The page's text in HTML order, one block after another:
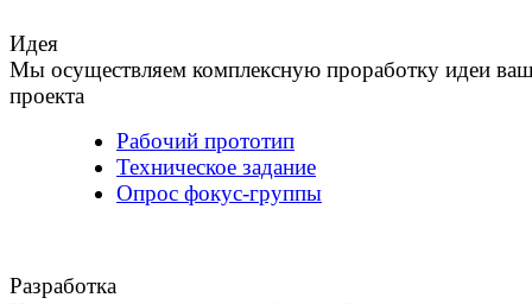
Идея
Мы осуществляем комплексную проработку идеи
проекта
Рабочий прототип
Техническое задание
Опрос фокус-группы
Разработка